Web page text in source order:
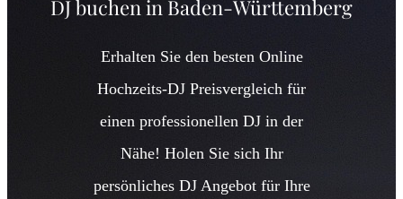
DJ buchen in Baden-Württemberg
Erhalten Sie den besten Online
Hochzeits-DJ Preisvergleich für
einen professionellen DJ in der
Nähe! Holen Sie sich Ihr
persönliches DJ Angebot für Ihre